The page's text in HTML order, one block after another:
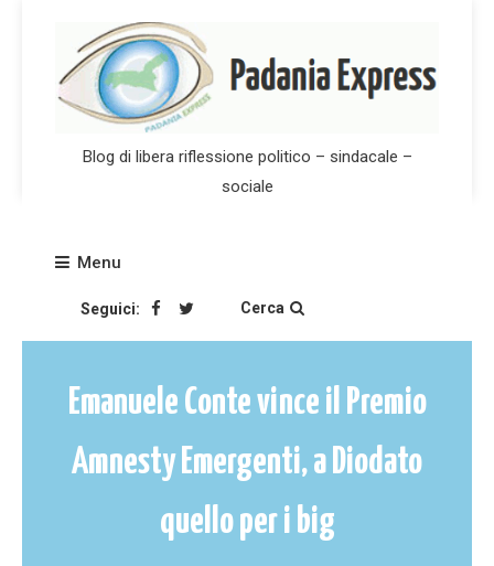
Blog di libera riflessione politico – sindacale –
sociale
Menu
Seguici: Cerca
Emanuele Conte vince il Premio
Amnesty Emergenti, a Diodato
quello per i big